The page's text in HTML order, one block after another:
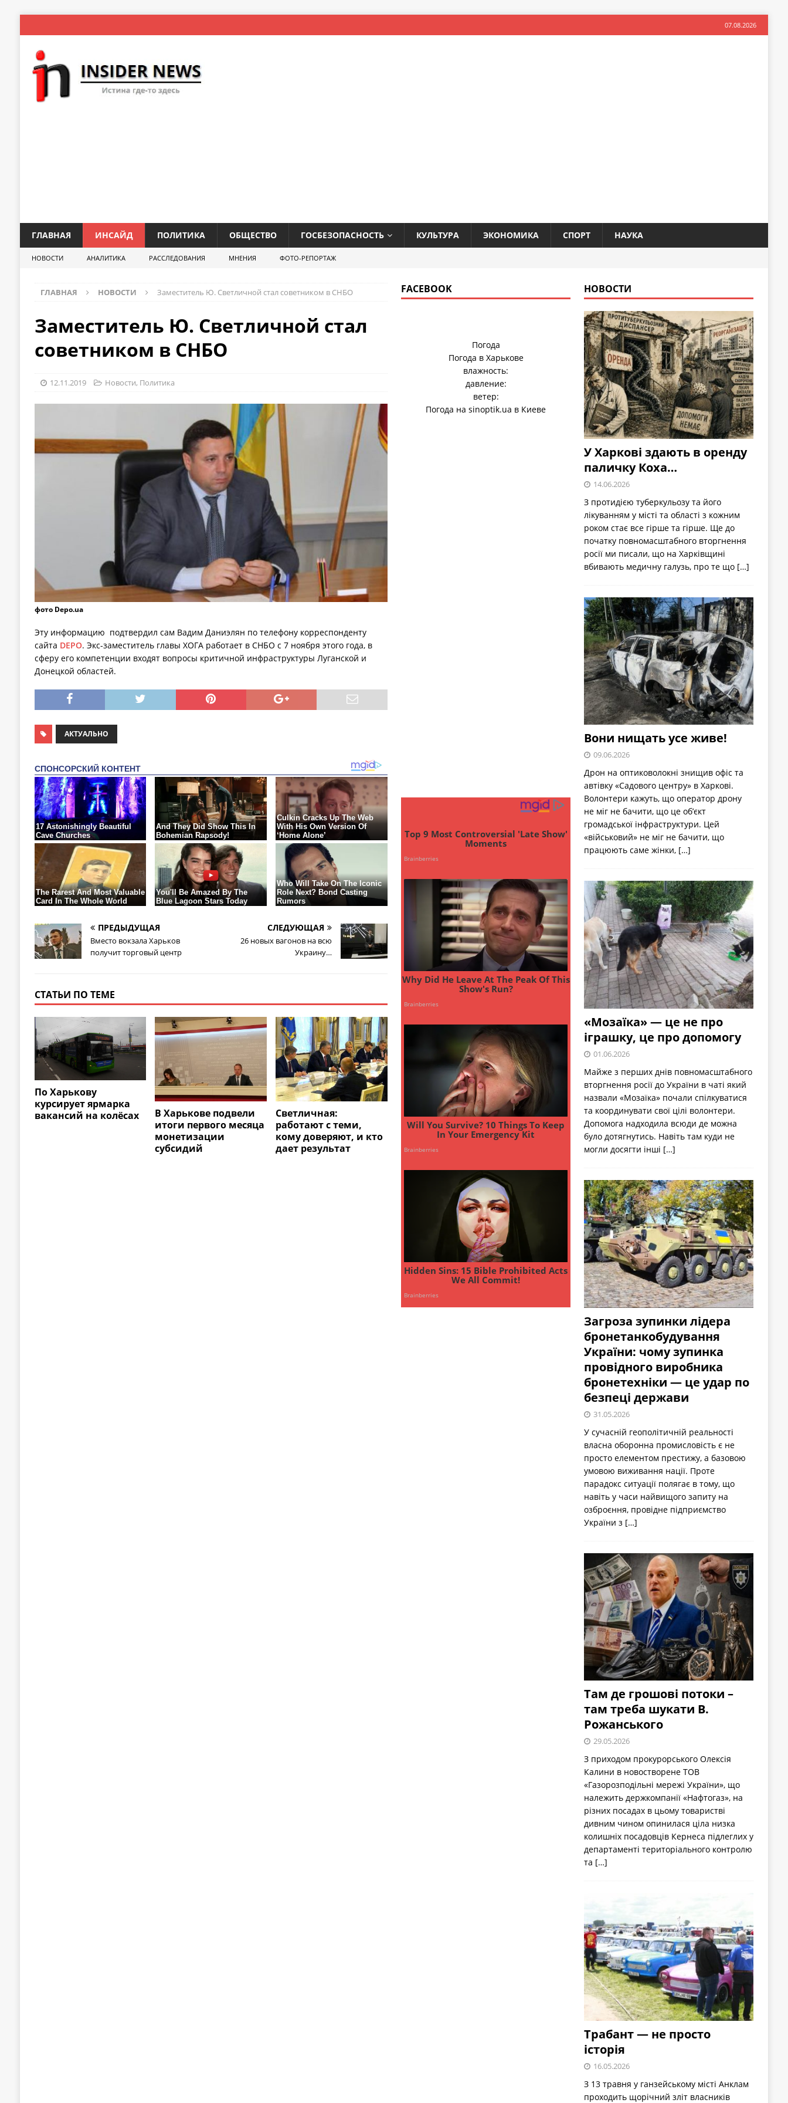
07.08.2026
ГЛАВНАЯ ИНСАЙД ПОЛИТИКА ОБЩЕСТВО ГОСБЕЗОПАСНОСТЬ КУЛЬТУРА ЭКОНОМИКА СПОРТ НАУКА
НОВОСТИ АНАЛИТИКА РАССЛЕДОВАНИЯ МНЕНИЯ ФОТО-РЕПОРТАЖ
ГЛАВНАЯ НОВОСТИ Заместитель Ю. Светличной стал советником в СНБО
Заместитель Ю. Светличной стал
советником в СНБО
12.11.2019 Новости, Политика
фото Depo.ua
Эту информацию подтвердил сам Вадим Даниэлян по телефону корреспонденту
сайта DEPO. Экс-заместитель главы ХОГА работает в СНБО с 7 ноября этого года, в
сферу его компетенции входят вопросы критичной инфраструктуры Луганской и
Донецкой областей.
АКТУАЛЬНО
ПРЕДЫДУЩАЯ
Вместо вокзала Харьков
получит торговый центр
СЛЕДУЮЩАЯ
26 новых вагонов на всю
Украину…
СТАТЬИ ПО ТЕМЕ
По Харькову
курсирует ярмарка
вакансий на колёсах
В Харькове подвели
итоги первого месяца
монетизации
субсидий
Светличная:
работают с теми,
кому доверяют, и кто
дает результат
FACEBOOK
Погода
Погода в Харькове
влажность:
давление:
ветер:
Погода наsinoptik.ua в Киеве
НОВОСТИ
У Харкові здають в оренду
паличку Коха…
14.06.2026
З протидією туберкульозу та його
лікуванням у місті та області з кожним
роком стає все гірше та гірше. Ще до
початку повномасштабного вторгнення
росії ми писали, що на Харківщині
вбивають медичну галузь, про те що […]
Вони нищать усе живе!
09.06.2026
Дрон на оптиковолокні знищив офіс та
автівку «Садового центру» в Харкові.
Волонтери кажуть, що оператор дрону
не міг не бачити, що це об’єкт
громадської інфраструктури. Цей
«військовий» не міг не бачити, що
працюють саме жінки, […]
«Мозаїка» — це не про
іграшку, це про допомогу
01.06.2026
Майже з перших днів повномасштабного
вторгнення росії до України в чаті який
назвали «Мозаїка» почали спілкуватися
та координувати свої цілі волонтери.
Допомога надходила всюди де можна
було дотягнутись. Навіть там куди не
могли досягти інші […]
Загроза зупинки лідера
бронетанкобудування
України: чому зупинка
провідного виробника
бронетехніки — це удар по
безпеці держави
31.05.2026
У сучасній геополітичній реальності
власна оборонна промисловість є не
просто елементом престижу, а базовою
умовою виживання нації. Проте
парадокс ситуації полягає в тому, що
навіть у часи найвищого запиту на
озброєння, провідне підприємство
України з […]
Там де грошові потоки –
там треба шукати В.
Рожанського
29.05.2026
З приходом прокурорського Олексія
Калини в новостворене ТОВ
«Газорозподільні мережі України», що
належить держкомпанії «Нафтогаз», на
різних посадах в цьому товаристві
дивним чином опинилася ціла низка
колишніх посадовців Кернеса підлеглих у
департаменті територіального контролю
та […]
Трабант — не просто
історія
16.05.2026
З 13 травня у ганзейському місті Анклам
проходить щорічний зліт власників